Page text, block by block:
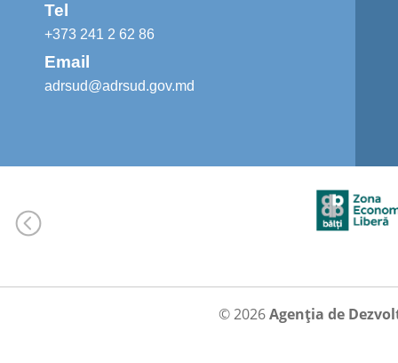
Tel
+373 241 2 62 86
Email
adrsud@adrsud.gov.md
© 2026Agenția de